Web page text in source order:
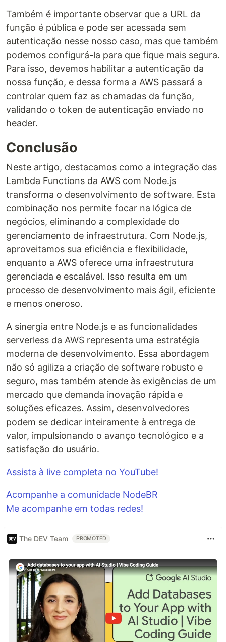
Também é importante observar que a URL da
função é pública e pode ser acessada sem
autenticação nesse nosso caso, mas que também
podemos configurá-la para que fique mais segura.
Para isso, devemos habilitar a autenticação da
nossa função, e dessa forma a AWS passará a
controlar quem faz as chamadas da função,
validando o token de autenticação enviado no
header.
Conclusão
Neste artigo, destacamos como a integração das
Lambda Functions da AWS com Node.js
transforma o desenvolvimento de software. Esta
combinação nos permite focar na lógica de
negócios, eliminando a complexidade do
gerenciamento de infraestrutura. Com Node.js,
aproveitamos sua eficiência e flexibilidade,
enquanto a AWS oferece uma infraestrutura
gerenciada e escalável. Isso resulta em um
processo de desenvolvimento mais ágil, eficiente
e menos oneroso.
A sinergia entre Node.js e as funcionalidades
serverless da AWS representa uma estratégia
moderna de desenvolvimento. Essa abordagem
não só agiliza a criação de software robusto e
seguro, mas também atende às exigências de um
mercado que demanda inovação rápida e
soluções eficazes. Assim, desenvolvedores
podem se dedicar inteiramente à entrega de
valor, impulsionando o avanço tecnológico e a
satisfação do usuário.
Assista à live completa no YouTube!
Acompanhe a comunidade NodeBR
Me acompanhe em todas redes!
The DEV Team PROMOTED